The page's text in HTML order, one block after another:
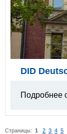
DID
Подробнее
Страницы: 1 2 3 4 5